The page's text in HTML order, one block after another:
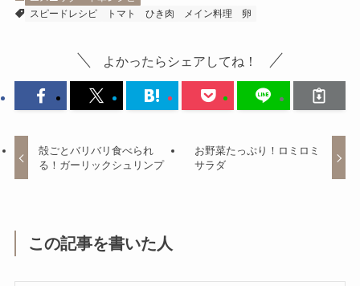
スピードレシピ
トマト ひき肉 メイン料理 卵
よかったらシェアしてね！
殻ごとバリバリ食べられ
る！ガーリックシュリンプ
お野菜たっぷり！ロミロミ
サラダ
この記事を書いた人